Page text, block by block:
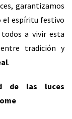
garantizamos
el espíritu festivo
a vivir esta
tradición y
.
de las luces